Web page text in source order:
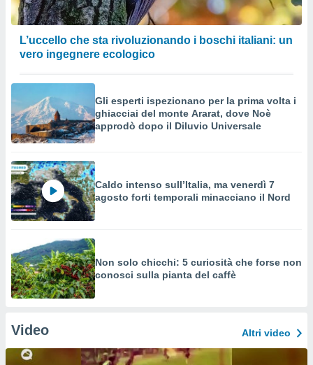
L’uccello che sta rivoluzionando i boschi italiani: un
vero ingegnere ecologico
Gli esperti ispezionano per la prima volta i
ghiacciai del monte Ararat, dove Noè
approdò dopo il Diluvio Universale
Caldo intenso sull’Italia, ma venerdì 7
agosto forti temporali minacciano il Nord
Non solo chicchi: 5 curiosità che forse non
conosci sulla pianta del caffè
Video Altri video